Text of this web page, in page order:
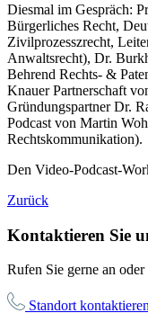
Diesmal im Gespräch:
Bürgerliches Recht,
Zivilprozesszrecht,
Anwaltsrecht), Dr.
Behrend Rechts- &
Knauer Partnerschaft
Gründungspartner Dr.
Podcast von Martin
Rechtskommunikation).
Den Video-Podcast-
Zurück
Kontaktieren Sie
Rufen Sie gerne an
Standort kontaktieren